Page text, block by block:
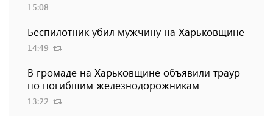
15:08
Беспилотник убил мужчину на Харьковщине
14:49
В громаде на Харьковщине объявили траур
по погибшим железнодорожникам
13:22